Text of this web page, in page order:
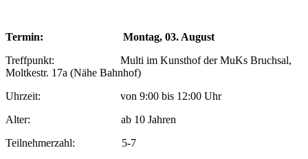
Termin: Montag, 03. August
Treffpunkt: Multi im Kunsthof der MuKs Bruchsal,
Moltkestr. 17a (Nähe Bahnhof)
Uhrzeit: von 9:00 bis 12:00 Uhr
Alter: ab 10 Jahren
Teilnehmerzahl: 5-7